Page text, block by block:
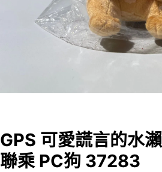
GPS 可愛謊言的水
聯乘 PC狗 37283